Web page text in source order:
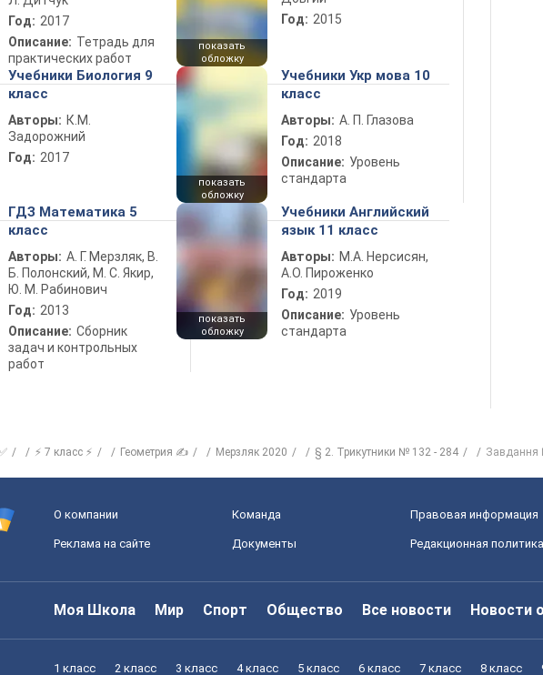
Год: 2017
Описание: Тетрадь для
практических работ
показать
обложку
Год: 2015
Учебники Биология 9
класс
Авторы: К.М.
Задорожний
Год: 2017
показать
обложку
Учебники Укр мова 10
класс
Авторы: А. П. Глазова
Год: 2018
Описание: Уровень
стандарта
ГДЗ Математика 5
класс
Авторы: А. Г. Мерзляк, В.
Б. Полонский, М. С. Якир,
Ю. М. Рабинович
Год: 2013
Описание: Сборник
задач и контрольных
работ
показать
обложку
Учебники Английский
язык 11 класс
Авторы: М.А. Нерсисян,
А.О. Пироженко
Год: 2019
Описание: Уровень
стандарта
⚡ 7 класс ⚡ Геометрия ✍ Мерзляк 2020 § 2. Трикутники № 132 - 284 Завдання
О компании Команда Правовая информация
Реклама на сайте Документы Редакционная политика
Моя Школа Мир Спорт Общество Все новости Новости
1 класс 2 класс 3 класс 4 класс 5 класс 6 класс 7 класс 8 класс